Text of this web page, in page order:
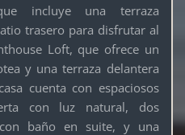
incluye una terraza
trasero para disfrutar al
Loft, que ofrece un
y una terraza delantera
cuenta con espaciosos
con luz natural, dos
baño en suite, y una